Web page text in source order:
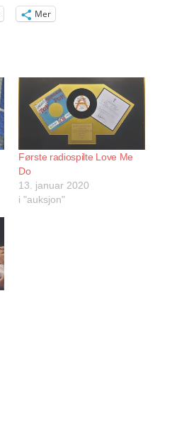
Mer
Første radiospilte Love Me
Do
13. januar 2020
i "auksjon"